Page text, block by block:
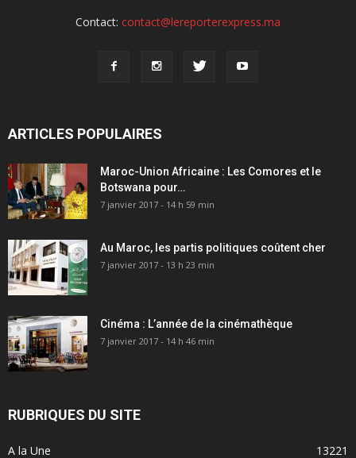
Contact: contact@lereporterexpress.ma
ARTICLES POPULAIRES
Maroc-Union Africaine : Les Comores et le
Botswana pour…
7 janvier 2017 - 14 h 59 min
Au Maroc, les partis politiques coûtent cher
7 janvier 2017 - 13 h 23 min
Cinéma : L’année de la cinémathèque
7 janvier 2017 - 14 h 46 min
RUBRIQUES DU SITE
A la Une 13221